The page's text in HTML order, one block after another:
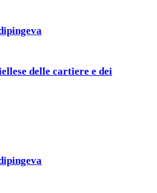
delle cartiere e dei